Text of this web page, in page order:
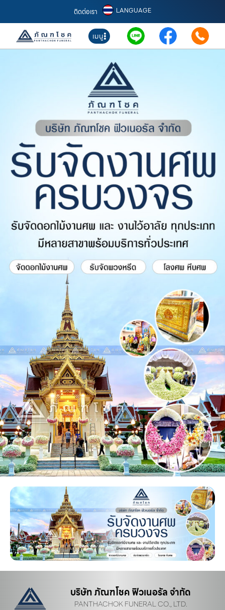
ติดต่อเรา LANGUAGE
เมนู
บริษัท ภัณฑโชค ฟิวเนอรัล จำกัด
PANTHACHOK FUNERAL CO., LTD.